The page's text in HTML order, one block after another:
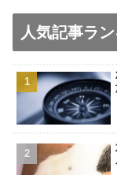
人気記事ラ